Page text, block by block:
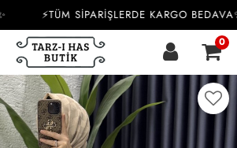
⚡TÜM SİPARİŞLERDE KARGO BEDAVA✨
0